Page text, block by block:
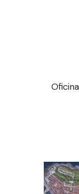
Oficina